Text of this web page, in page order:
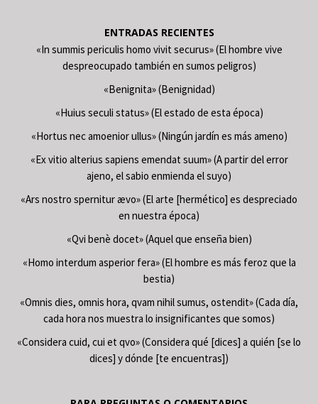
ENTRADAS RECIENTES
«In summis periculis homo vivit securus» (El hombre vive
despreocupado también en sumos peligros)
«Benignita» (Benignidad)
«Huius seculi status» (El estado de esta época)
«Hortus nec amoenior ullus» (Ningún jardín es más ameno)
«Ex vitio alterius sapiens emendat suum» (A partir del error
ajeno, el sabio enmienda el suyo)
«Ars nostro spernitur ævo» (El arte [hermético] es despreciado
en nuestra época)
«Qvi benè docet» (Aquel que enseña bien)
«Homo interdum asperior fera» (El hombre es más feroz que la
bestia)
«Omnis dies, omnis hora, qvam nihil sumus, ostendit» (Cada día,
cada hora nos muestra lo insignificantes que somos)
«Considera cuid, cui et qvo» (Considera qué [dices] a quién [se lo
dices] y dónde [te encuentras])